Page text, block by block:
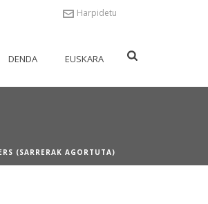
Harpidetu
DENDA EUSKARA
(SARRERAK AGORTUTA)